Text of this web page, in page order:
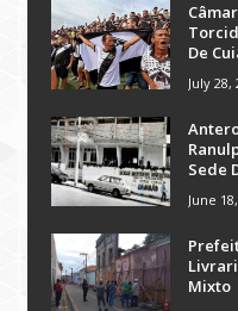
De
July 28,
Sede
June
Mixto